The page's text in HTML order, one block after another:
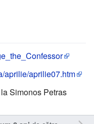
aprilie/aprilie07.htm
Simonos Petras